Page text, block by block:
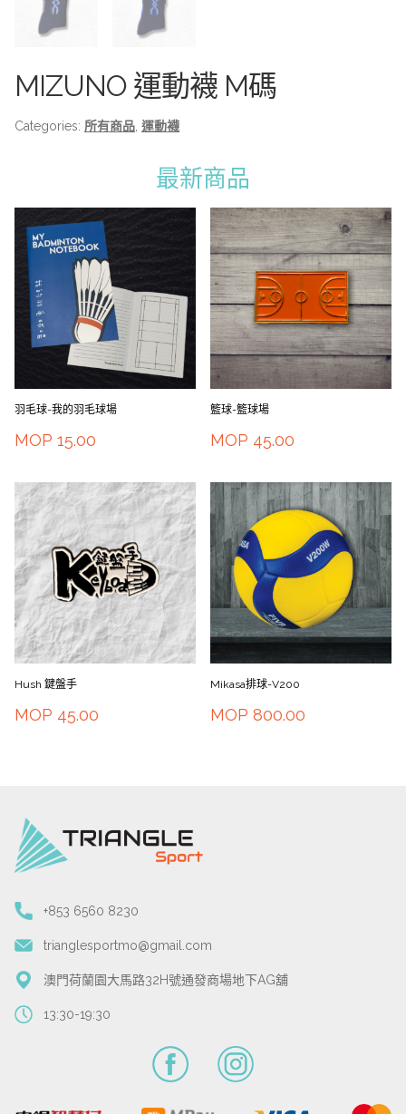
MIZUNO 運動襪 M碼
Categories: 所有商品 運動襪
最新商品
羽毛球-我的羽毛球場
MOP 15.00
Hush 鍵盤手
MOP 45.00
籃球-籃球場
MOP 45.00
Mikasa排球-V200
MOP 800.00
+853 6560 8230
trianglesportmo@gmail.com
澳門荷蘭園大馬路32H號通發商場地下AG舖
13:30-19:30